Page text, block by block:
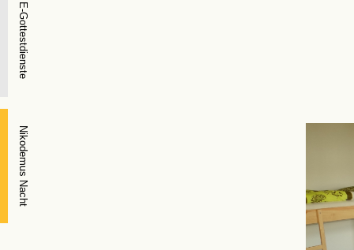
Nikodemus Nacht
E-Gottestdienste